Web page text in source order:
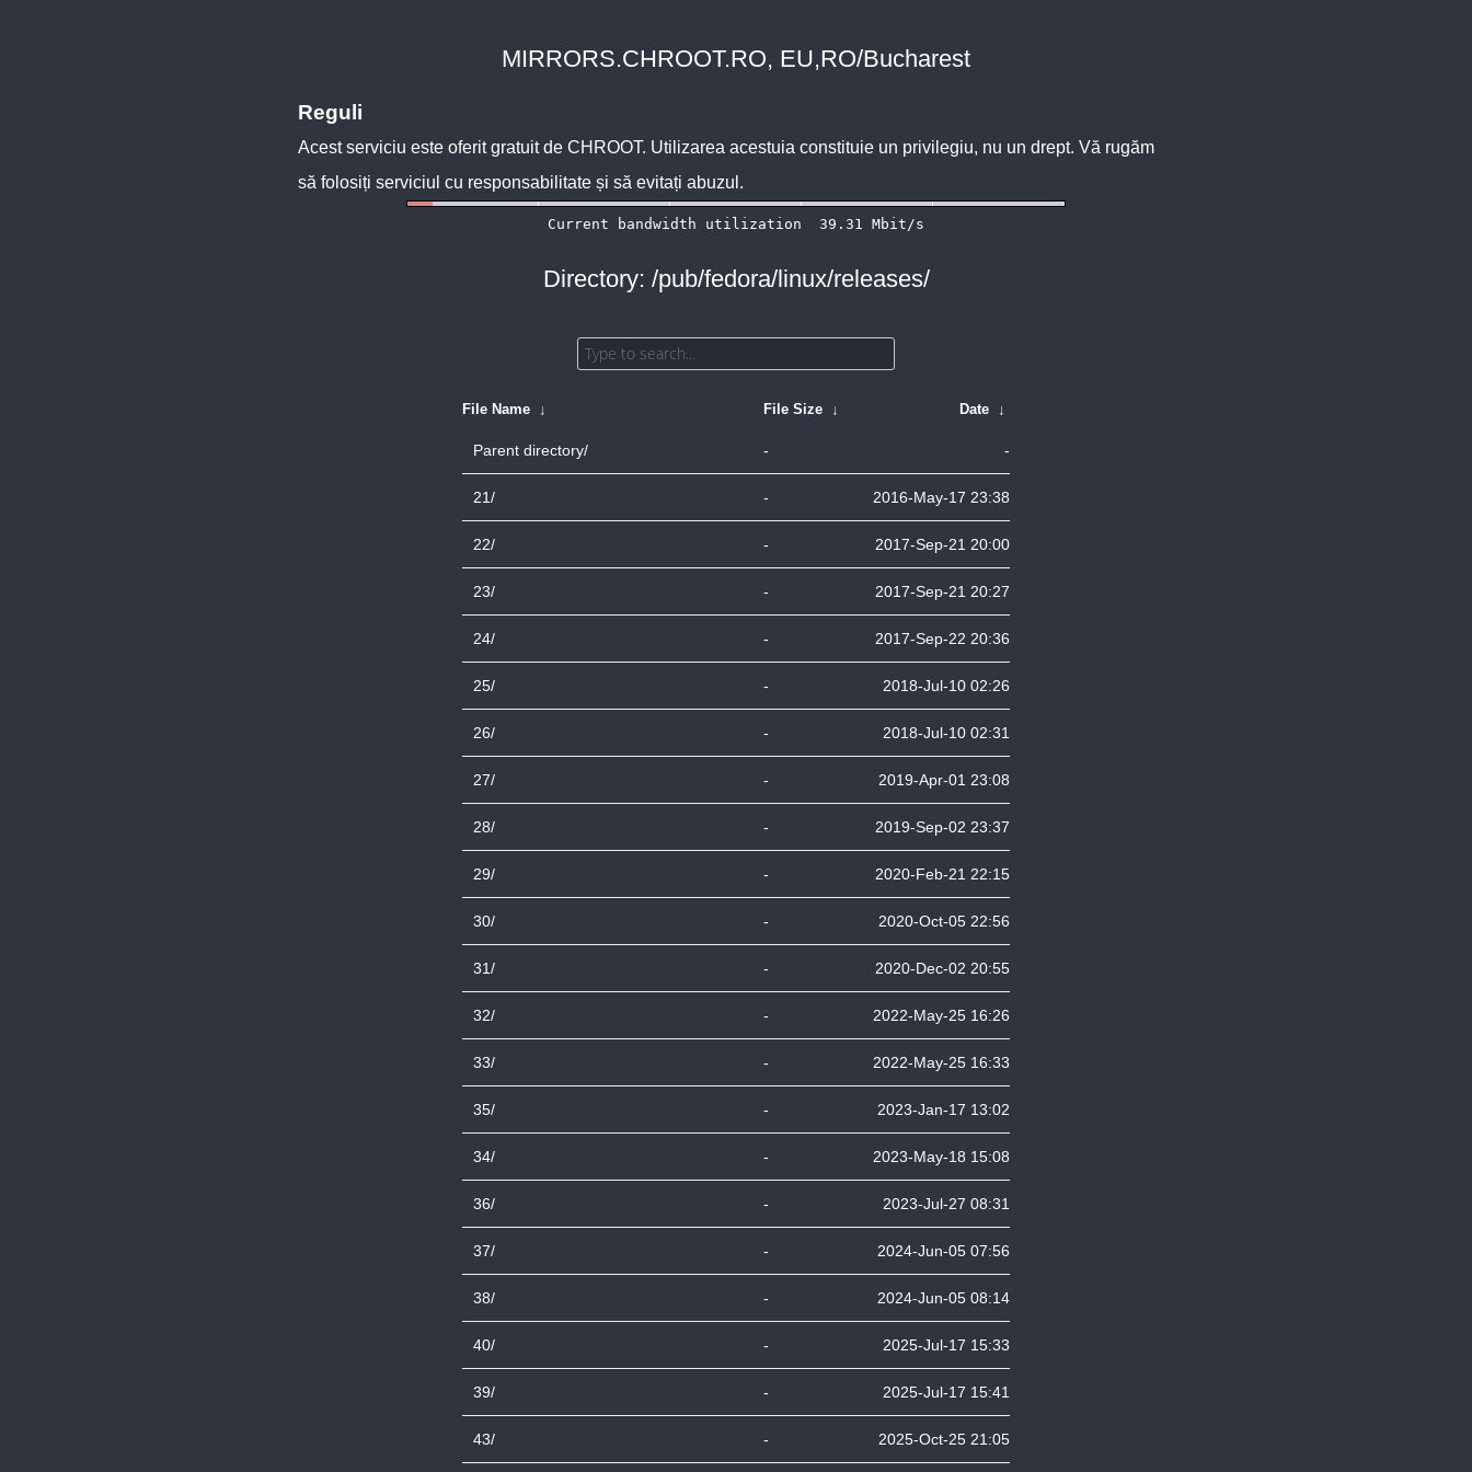
MIRRORS.CHROOT.RO, EU,RO/Bucharest
Reguli
Acest serviciu este oferit gratuit de CHROOT. Utilizarea acestuia constituie un privilegiu, nu un drept. Vă rugăm
să folosiți serviciul cu responsabilitate și să evitați abuzul.
Directory: /pub/fedora/linux/releases/
File Name ↓ File Size ↓ Date ↓
Parent directory/ - -
21/ - 2016-May-17 23:38
22/ - 2017-Sep-21 20:00
23/ - 2017-Sep-21 20:27
24/ - 2017-Sep-22 20:36
25/ - 2018-Jul-10 02:26
26/ - 2018-Jul-10 02:31
27/ - 2019-Apr-01 23:08
28/ - 2019-Sep-02 23:37
29/ - 2020-Feb-21 22:15
30/ - 2020-Oct-05 22:56
31/ - 2020-Dec-02 20:55
32/ - 2022-May-25 16:26
33/ - 2022-May-25 16:33
35/ - 2023-Jan-17 13:02
34/ - 2023-May-18 15:08
36/ - 2023-Jul-27 08:31
37/ - 2024-Jun-05 07:56
38/ - 2024-Jun-05 08:14
40/ - 2025-Jul-17 15:33
39/ - 2025-Jul-17 15:41
43/ - 2025-Oct-25 21:05